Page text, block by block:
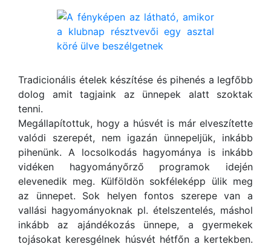
Tradicionális ételek készítése és pihenés a legfőbb
dolog amit tagjaink az ünnepek alatt szoktak
tenni.
Megállapítottuk, hogy a húsvét is már elveszítette
valódi szerepét, nem igazán ünnepeljük, inkább
pihenünk. A locsolkodás hagyománya is inkább
vidéken hagyományőrző programok idején
elevenedik meg. Külföldön sokféleképp ülik meg
az ünnepet. Sok helyen fontos szerepe van a
vallási hagyományoknak pl. ételszentelés, máshol
inkább az ajándékozás ünnepe, a gyermekek
tojásokat keresgélnek húsvét hétfőn a kertekben.